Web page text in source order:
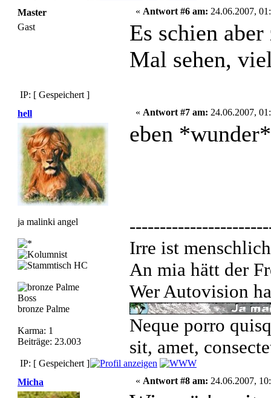
Master
Gast
« Antwort #6 am: 24.06.2007,
Es schien
Mal sehen,
IP: [ Gespeichert ]
hell
ja malinki angel
Boss
bronze Palme
Karma: 1
Beiträge: 23.003
« Antwort #7 am: 24.06.2007,
eben *wunder*
Irre ist
An mia hätt der
Wer Autovision
Neque porro
sit, amet,
IP: [ Gespeichert ]
Micha
« Antwort #8 am: 24.06.2007,